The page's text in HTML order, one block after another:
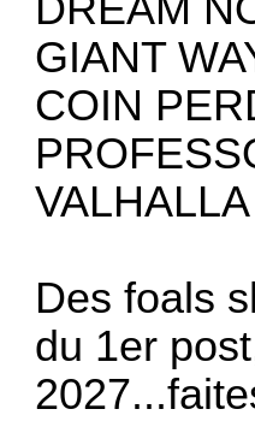
DREAM
GIANT
COIN
Des foals
du 1er